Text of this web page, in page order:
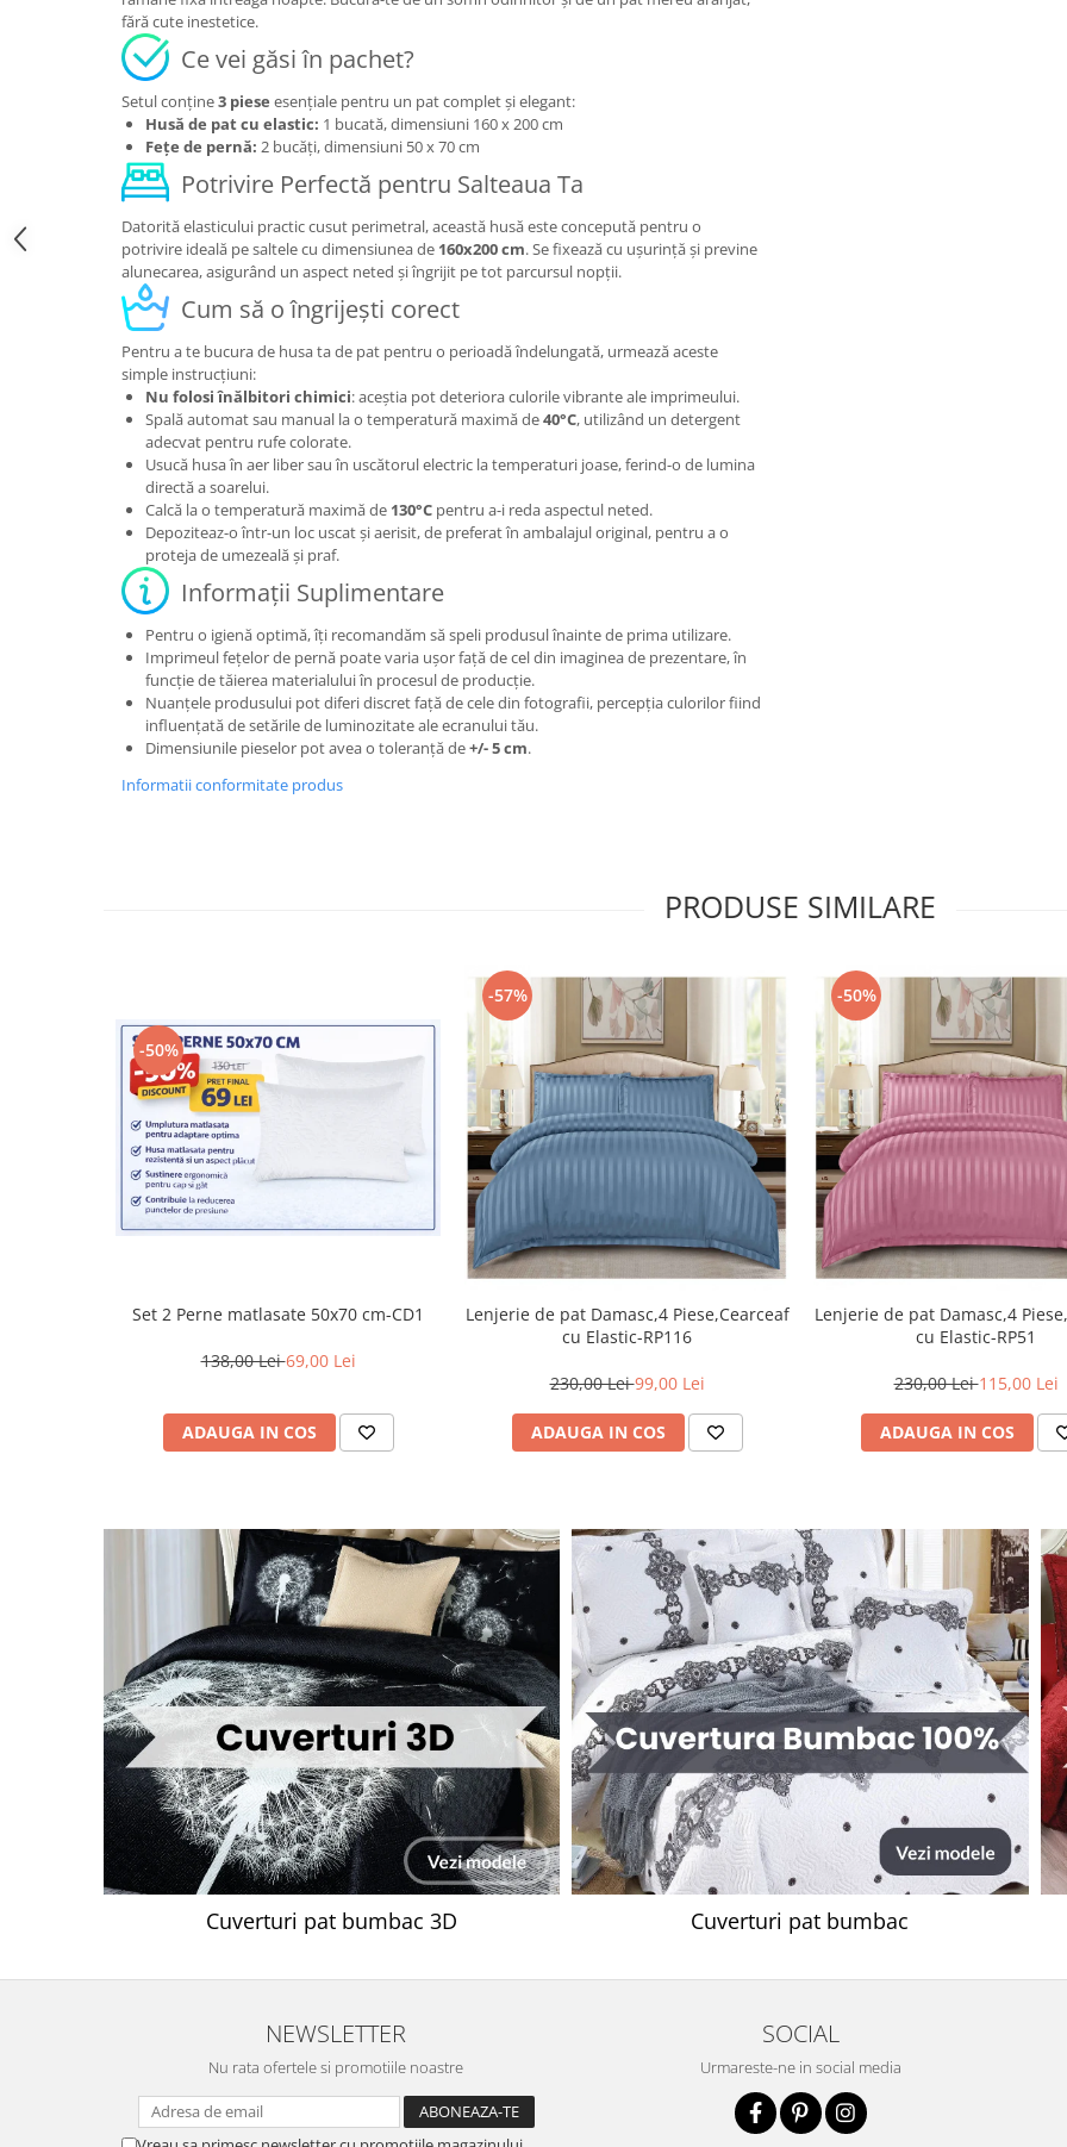
fără cute inestetice.
Ce vei găsi în pachet?
Setul conține3 piese esențiale pentru un pat complet și elegant:
Husă de pat cu elastic: 1 bucată, dimensiuni 160 x 200 cm
Fețe de pernă: 2 bucăți, dimensiuni 50 x 70 cm
Potrivire Perfectă pentru Salteaua Ta
Datorită elasticului practic cusut perimetral, această husă este concepută pentru o
potrivire ideală pe saltele cu dimensiunea de 160x200 cm. Se fixează cu ușurință și previne
alunecarea, asigurând un aspect neted și îngrijit pe tot parcursul nopții.
Cum să o îngrijești corect
Pentru a te bucura de husa ta de pat pentru o perioadă îndelungată, urmează aceste
simple instrucțiuni:
Nu folosi înălbitori chimici: aceștia pot deteriora culorile vibrante ale imprimeului.
Spală automat sau manual la o temperatură maximă de40°C, utilizând un detergent
adecvat pentru rufe colorate.
Usucă husa în aer liber sau în uscătorul electric la temperaturi joase, ferind-o de lumina
directă a soarelui.
Calcă la o temperatură maximă de 130°C pentru a-i reda aspectul neted.
Depoziteaz-o într-un loc uscat și aerisit, de preferat în ambalajul original, pentru a o
proteja de umezeală și praf.
Informații Suplimentare
Pentru o igienă optimă, îți recomandăm să speli produsul înainte de prima utilizare.
Imprimeul fețelor de pernă poate varia ușor față de cel din imaginea de prezentare, în
funcție de tăierea materialului în procesul de producție.
Nuanțele produsului pot diferi discret față de cele din fotografii, percepția culorilor fiind
influențată de setările de luminozitate ale ecranului tău.
Dimensiunile pieselor pot avea o toleranță de+/- 5 cm.
Informatii conformitate produs
PRODUSE SIMILARE
-50%
Set 2 Perne matlasate 50x70 cm-CD1
138,00 Lei69,00 Lei
ADAUGA IN COS
-57%
Lenjerie de pat Damasc,4 Piese,Cearceaf
cu Elastic-RP116
230,00 Lei99,00 Lei
ADAUGA IN COS
-50%
Lenjerie de pat Damasc,4
cu Elastic-RP51
230,00 Lei115,00 Lei
ADAUGA IN COS
Cuverturi pat bumbac 3D Cuverturi pat bumbac
NEWSLETTER
Nu rata ofertele si promotiile noastre
SOCIAL
Urmareste-ne in social media